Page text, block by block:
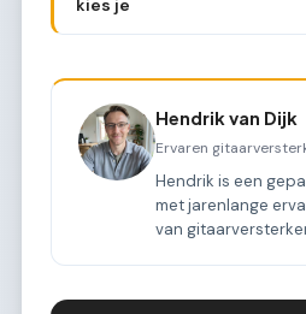
kies je
Hendrik van Dijk
Ervaren
Hendrik is een
met jarenlange
van